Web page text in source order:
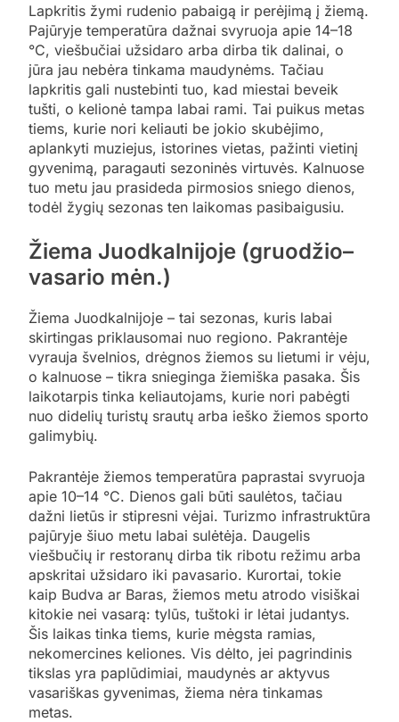
Lapkritis žymi rudenio pabaigą ir perėjimą į žiemą.
Pajūryje temperatūra dažnai svyruoja apie 14–18
°C, viešbučiai užsidaro arba dirba tik dalinai, o
jūra jau nebėra tinkama maudynėms. Tačiau
lapkritis gali nustebinti tuo, kad miestai beveik
tušti, o kelionė tampa labai rami. Tai puikus metas
tiems, kurie nori keliauti be jokio skubėjimo,
aplankyti muziejus, istorines vietas, pažinti vietinį
gyvenimą, paragauti sezoninės virtuvės. Kalnuose
tuo metu jau prasideda pirmosios sniego dienos,
todėl žygių sezonas ten laikomas pasibaigusiu.
Žiema Juodkalnijoje (gruodžio–
vasario mėn.)
Žiema Juodkalnijoje – tai sezonas, kuris labai
skirtingas priklausomai nuo regiono. Pakrantėje
vyrauja švelnios, drėgnos žiemos su lietumi ir vėju,
o kalnuose – tikra snieginga žiemiška pasaka. Šis
laikotarpis tinka keliautojams, kurie nori pabėgti
nuo didelių turistų srautų arba ieško žiemos sporto
galimybių.
Pakrantėje žiemos temperatūra paprastai svyruoja
apie 10–14 °C. Dienos gali būti saulėtos, tačiau
dažni lietūs ir stipresni vėjai. Turizmo infrastruktūra
pajūryje šiuo metu labai sulėtėja. Daugelis
viešbučių ir restoranų dirba tik ribotu režimu arba
apskritai užsidaro iki pavasario. Kurortai, tokie
kaip Budva ar Baras, žiemos metu atrodo visiškai
kitokie nei vasarą: tylūs, tuštoki ir lėtai judantys.
Šis laikas tinka tiems, kurie mėgsta ramias,
nekomercines keliones. Vis dėlto, jei pagrindinis
tikslas yra paplūdimiai, maudynės ar aktyvus
vasariškas gyvenimas, žiema nėra tinkamas
metas.